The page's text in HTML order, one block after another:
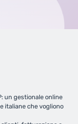
un gestionale online
italiane che vogliono